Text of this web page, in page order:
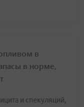
в
в норме,
и спекуляций,